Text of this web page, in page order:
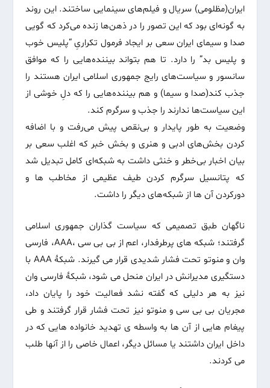
ایران(مظلومی) سریال و فیلم‌های سینمایی ساختند. این روند
به گونه‌ای بود که این تصور را در ذهن‌ها زنده می‌کرد که گویی
صدا و سیمای ایران سعی بر ایجاد فرمول تکراریِ “پلیس خوب
و پلیس بد” را دارد. تا هم بتواند بیننده‌هایی را که موافق
سانسور و سیاست‌های رایج جمهوری اسلامی ایران هستند را
جذب کند(صدا و سیما) و هم بیننده‌هایی را که دلِ خوشی از
این سیاست‌ها ندارند را جذب و سرگرم کند.
وضعیت به طور پایدار و بی‌نقص پیش می‌رفت و با اضافه
کردن بخش‌های ادبی و هنری و بخش خبر که اغلب سعی بر
بیان اخبار بی‌خطر و خنثی داشت به شبکه‌ای کامل تبدیل شد
که پتانسیل سرگرم کردن طیف عظیمی از مخاطب ها و
دورکردن آن ها از شبکه‌های دیگر را داشت.
ناگهان طبق تصمیمی که سیاست گذاران جمهوری اسلامی
گرفتند؛ شبکه های پرطرفدار، اعم از بی بی سی ،AAA، فارسی
وان و من­وتو تحت فشار شدیدی قرار می گیرند. شبکۀ AAA با
دستگیری مدیرانش در ایران منحل می شود، شبکۀ فارسی وان
نیز به هر دلیلی که گفته نشد فعالیت خود را پایان داد،
مجریان بی بی سی و من­وتو نیز تحت فشار قرار گرفتند و طی
پیغام هایی از آن ها به واسطه ی تهدید خانواده هایی که در
داخل ایران داشتند یا مسائل دیگر، اعمال خاصی را از آنها طلب
می کردند.